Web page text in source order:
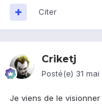
Citer
Criketj
Posté(e) 31 mai
Je viens de le